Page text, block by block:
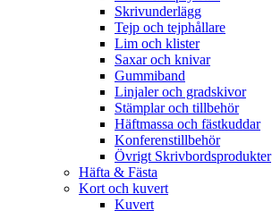
Skrivunderlägg
Tejp och tejphållare
Lim och klister
Saxar och knivar
Gummiband
Linjaler och gradskivor
Stämplar och tillbehör
Häftmassa och fästkuddar
Konferenstillbehör
Övrigt Skrivbordsprodukter
Häfta & Fästa
Kort och kuvert
Kuvert